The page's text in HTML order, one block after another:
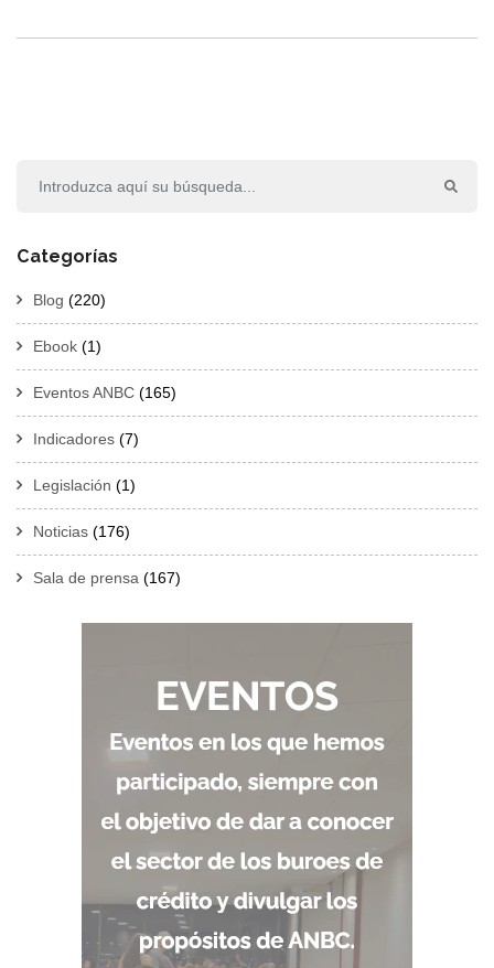
Categorías
Blog (220)
Ebook (1)
Eventos ANBC (165)
Indicadores (7)
Legislación (1)
Noticias (176)
Sala de prensa (167)